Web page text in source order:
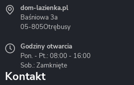
Hydrostop
Liveno
dom-lazienka.pl
Baśniowa 3a
05-805Otrębusy
Godziny otwarcia
Pon. - Pt.: 08:00 - 16:00
Sob.: Zamknięte
Kontakt